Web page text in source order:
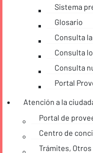
Sistema
Glosario
Consulta
Consulta
Portal
Atención a la
Portal de
Centro de